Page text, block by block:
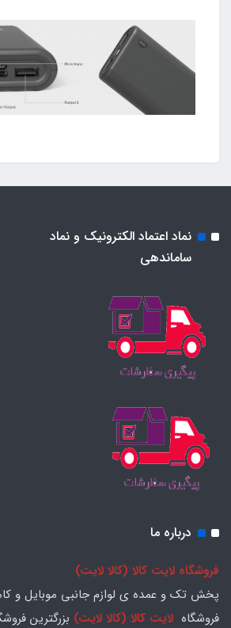
نماد اعتماد الکترونیک و نماد
ساماندهی
درباره ما
فروشگاه لایت کالا (کالا لایت)
پخش تک و عمده ی لوازم جانبی موبایل و
فروشگاه لایت کالا (کالا لایت) بزرگترین